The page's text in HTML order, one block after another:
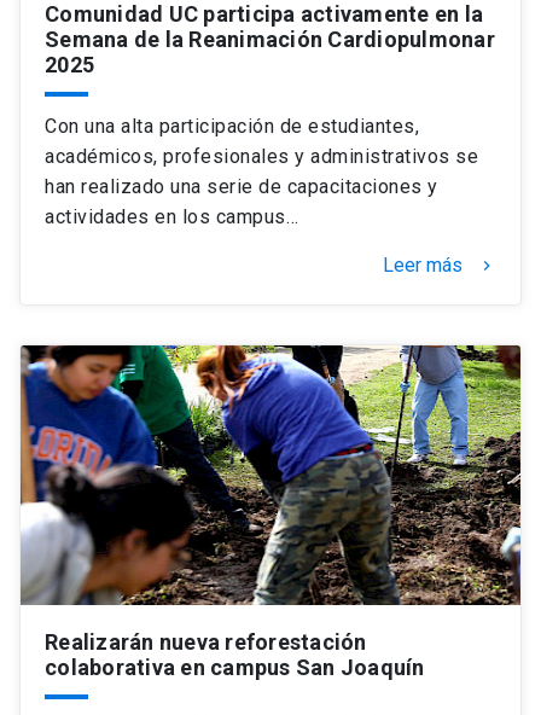
Personal
Alumni
Padres y familia
Vecinos launch
Mi Cuenta UC launch
Correo UC
Mi Portal UC launch
Medios Biblioteca launch
Comunidad UC participa activamente en la
Semana de la Reanimación Cardiopulmonar
2025
Con una alta participación de estudiantes,
académicos, profesionales y administrativos se
han realizado una serie de capacitaciones y
actividades en los campus…
Leer más keyboard_arrow_right
Realizarán nueva reforestación
colaborativa en campus San Joaquín